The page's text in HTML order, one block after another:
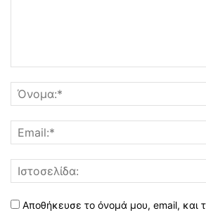
Αποθήκευσε το όνομά μου, email, και